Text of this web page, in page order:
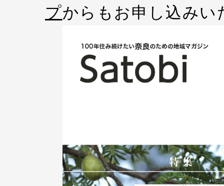
プからもお申し込みい